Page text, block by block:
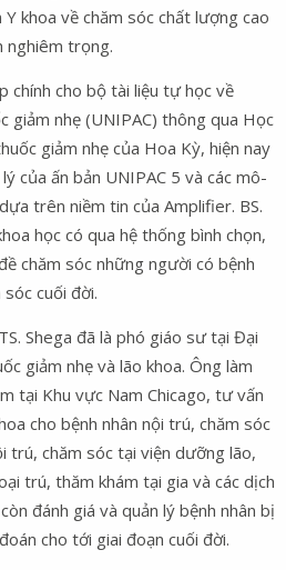
khoa về chăm sóc chất lượng cao
nghiêm trọng.
chính cho bộ tài liệu tự học về
giảm nhẹ (UNIPAC) thông qua Học
giảm nhẹ của Hoa Kỳ, hiện nay
của ấn bản UNIPAC 5 và các mô-
trên niềm tin của Amplifier. BS.
học có qua hệ thống bình chọn,
chăm sóc những người có bệnh
cuối đời.
Shega đã là phó giáo sư tại Đại
giảm nhẹ và lão khoa. Ông làm
tại Khu vực Nam Chicago, tư vấn
cho bệnh nhân nội trú, chăm sóc
trú, chăm sóc tại viện dưỡng lão,
trú, thăm khám tại gia và các dịch
đánh giá và quản lý bệnh nhân bị
cho tới giai đoạn cuối đời.